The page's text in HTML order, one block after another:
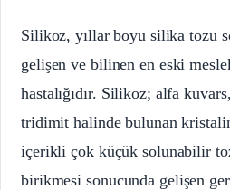
Silikoz, yıllar boyu silika tozu
gelişen ve bilinen en eski
hastalığıdır. Silikoz; alfa
tridimit halinde bulunan
içerikli çok küçük solunabilir
birikmesi sonucunda gelişen